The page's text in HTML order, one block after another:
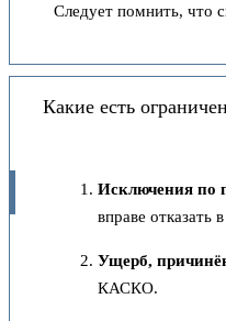
Следует помнить, что
Какие есть
Исключения по
вправе отказать
Ущерб,
КАСКО.